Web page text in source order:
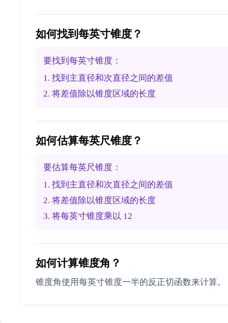
如何找到每英寸锥度？
要找到每英寸锥度：
1. 找到主直径和次直径之间的差值
2. 将差值除以锥度区域的长度
如何估算每英尺锥度？
要估算每英尺锥度：
1. 找到主直径和次直径之间的差值
2. 将差值除以锥度区域的长度
3. 将每英寸锥度乘以 12
如何计算锥度角？
锥度角使用每英寸锥度一半的反正切函数来计算。